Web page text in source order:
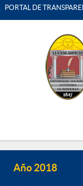
PORTAL DE